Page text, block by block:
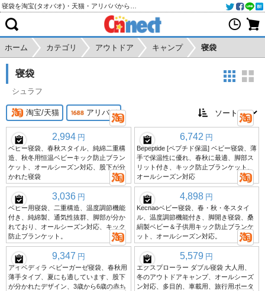
ホーム カテゴリ アウトドア キャンプ 寝袋
寝袋
シュラフ
淘宝/天猫 アリババ
2,994 円
ベビー寝袋、春秋スタイル、純綿二重構
造、秋冬用恒温ベビーキック防止ブラン
ケット、オールシーズン対応、股下が分
かれた寝袋
6,742 円
Bepeptide [ペプチド保温] ベビー寝袋、薄
手で保温性に優れ、春秋に最適、脚部ス
リット付き、キック防止ブランケット、
オールシーズン対応
3,036 円
ベビー用寝袋、二重構造、温度調節機能
付き、純綿製、通気性抜群、脚部が分か
れており、オールシーズン対応、キック
防止ブランケット。
4,898 円
Kechaoベビー寝袋、春・秋・冬スタイ
ル、温度調節機能付き、脚開き寝袋、桑
絹製ベビー＆子供用キック防止ブランケ
ット、オールシーズン対応。
9,347 円
アイベディラ ベビーガーゼ寝袋、春秋用
薄手タイプ、夏にも適しています、股下
が分かれたデザイン、3歳から6歳の赤ち
5,579 円
エクスプローラー ダブル寝袋 大人用、
冬のアウトドアキャンプ、オールシーズ
ン対応、多目的、車載用、旅行用ポータ